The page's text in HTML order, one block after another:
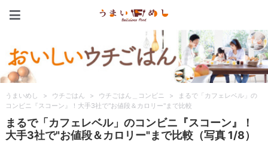
うまいめし > ウチごはん > ウチごはん＿コンビニ >
まるで「カフェレベル」の
コンビニ『スコーン』！大手3社で"お値段＆カロリー"まで比較
まるで「カフェレベル」のコンビニ『スコーン』！
大手3社で"お値段＆カロリー"まで比較（写真 1/8）